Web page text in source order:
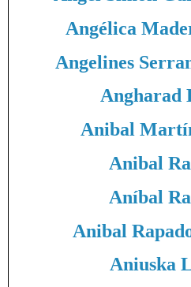
Angélica
Angelines
Angharad
Anibal
Anibal
Aníbal
Anibal
Aniuska